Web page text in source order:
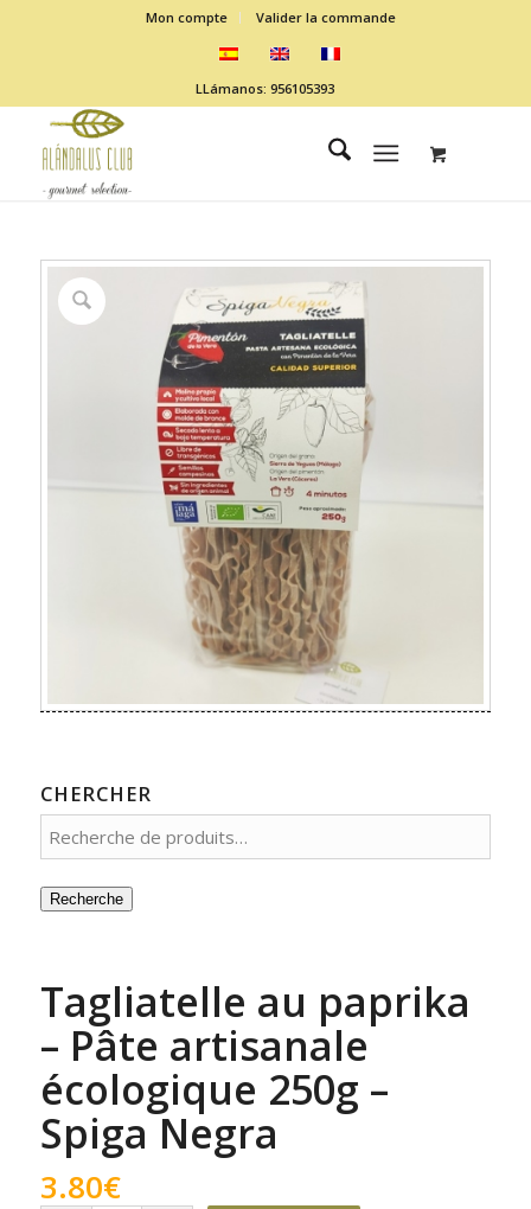
Mon compte Valider la commande
LLámanos: 956105393
CHERCHER
Recherche
Tagliatelle au paprika
– Pâte artisanale
écologique 250g –
Spiga Negra
3.80€